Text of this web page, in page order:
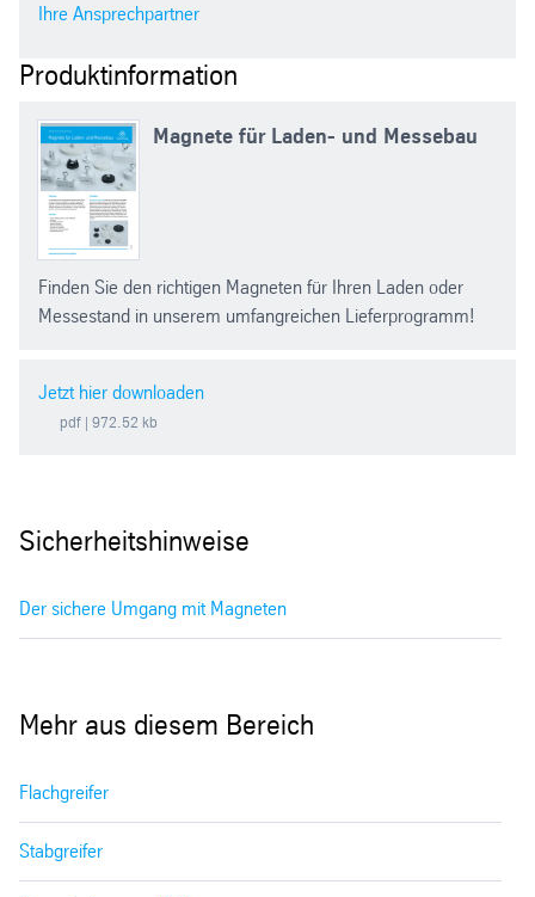
Ihre Ansprechpartner
Produktinformation
Magnete für Laden- und Messebau
Finden Sie den richtigen Magneten für Ihren Laden oder
Messestand in unserem umfangreichen Lieferprogramm!
Jetzt hier downloaden
pdf | 972.52 kb
Sicherheitshinweise
Der sichere Umgang mit Magneten
Mehr aus diesem Bereich
Flachgreifer
Stabgreifer